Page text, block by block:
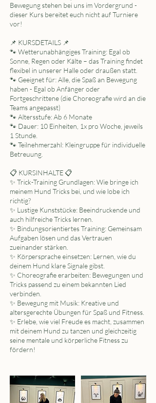
Bewegung stehen bei uns im Vordergrund -
dieser Kurs bereitet euch nicht auf Turniere
vor!
📌 KURSDETAILS 📌
🐾 Wetterunabhängiges Training: Egal ob
Sonne, Regen oder Kälte – das Training findet
flexibel in unserer Halle oder draußen statt.
🐾 Geeignet für: Alle, die Spaß an Bewegung
haben - Egal ob Anfänger oder
Fortgeschrittene (die Choreografie wird an die
Teams angepasst)
🐾 Altersstufe: Ab 6 Monate
🐾 Dauer: 10 Einheiten, 1x pro Woche, jeweils
1 Stunde.
🐾 Teilnehmerzahl: Kleingruppe für individuelle
Betreuung.
📋 KURSINHALTE 📋
✨ Trick-Training Grundlagen: Wie bringe ich
meinem Hund Tricks bei, und wie lobe ich
richtig?
✨ Lustige Kunststücke: Beeindruckende und
auch hilfreiche Tricks lernen.
✨ Bindungsorientiertes Training: Gemeinsam
Aufgaben lösen und das Vertrauen
zueinander stärken.
✨ Körpersprache einsetzen: Lernen, wie du
deinem Hund klare Signale gibst.
✨ Choreografie erarbeiten: Bewegungen und
Tricks passend zu einem bekannten Lied
verbinden.
✨ Bewegung mit Musik: Kreative und
altersgerechte Übungen für Spaß und Fitness.
✨ Erlebe, wie viel Freude es macht, zusammen
mit deinem Hund zu tanzen und gleichzeitig
seine mentale und körperliche Fitness zu
fördern!